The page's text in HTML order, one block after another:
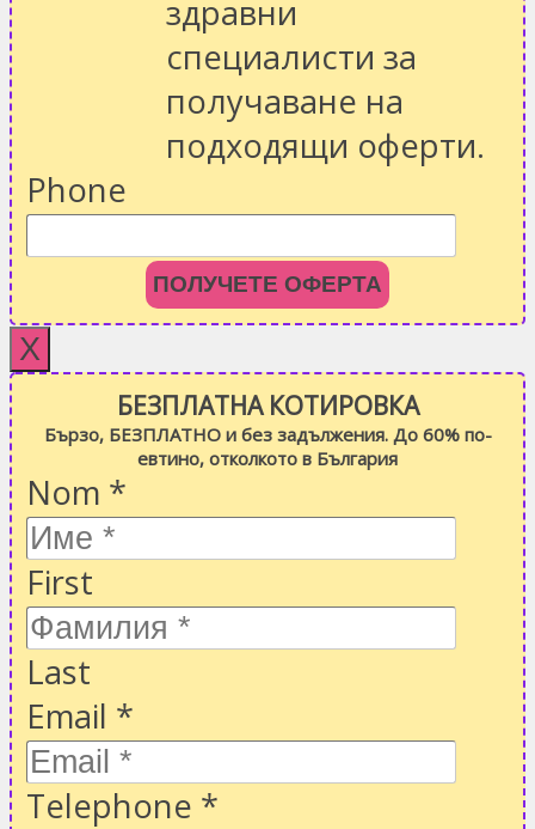
здравни
специалисти за
получаване на
подходящи оферти.
Phone
ПОЛУЧЕТЕ ОФЕРТА
X
БЕЗПЛАТНА КОТИРОВКА
Бързо, БЕЗПЛАТНО и без задължения. До 60% по-
евтино, отколкото в България
Nom *
First
Last
Email *
Telephone *